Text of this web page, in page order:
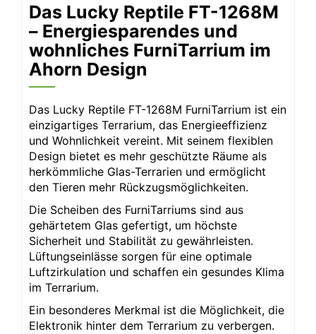
Das Lucky Reptile FT-1268M
– Energiesparendes und
wohnliches FurniTarrium im
Ahorn Design
Das Lucky Reptile FT-1268M FurniTarrium ist ein
einzigartiges Terrarium, das Energieeffizienz
und Wohnlichkeit vereint. Mit seinem flexiblen
Design bietet es mehr geschützte Räume als
herkömmliche Glas-Terrarien und ermöglicht
den Tieren mehr Rückzugsmöglichkeiten.
Die Scheiben des FurniTarriums sind aus
gehärtetem Glas gefertigt, um höchste
Sicherheit und Stabilität zu gewährleisten.
Lüftungseinlässe sorgen für eine optimale
Luftzirkulation und schaffen ein gesundes Klima
im Terrarium.
Ein besonderes Merkmal ist die Möglichkeit, die
Elektronik hinter dem Terrarium zu verbergen.